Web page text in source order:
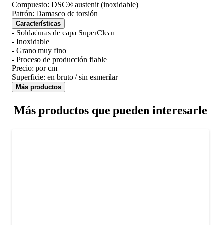
Compuesto: DSC® austenit (inoxidable)
Patrón: Damasco de torsión
Características
- Soldaduras de capa SuperClean
- Inoxidable
- Grano muy fino
- Proceso de producción fiable
Precio: por cm
Superficie: en bruto / sin esmerilar
Más productos
Más productos que pueden interesarle